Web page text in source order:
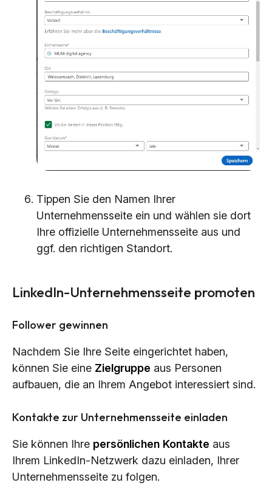
Tippen Sie den Namen Ihrer
Unternehmensseite ein und wählen sie dort
Ihre offizielle Unternehmensseite aus und
ggf. den richtigen Standort.
LinkedIn-Unternehmensseite promoten
Follower gewinnen
Nachdem Sie Ihre Seite eingerichtet haben,
können Sie eine Zielgruppe aus Personen
aufbauen, die an Ihrem Angebot interessiert sind.
Kontakte zur Unternehmensseite einladen
Sie können Ihre persönlichen Kontakte aus
Ihrem LinkedIn-Netzwerk dazu einladen, Ihrer
Unternehmensseite zu folgen.